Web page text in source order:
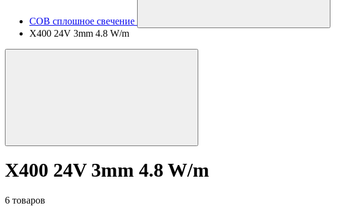
COB сплошное свечение
X400 24V 3mm 4.8 W/m
X400 24V 3mm 4.8 W/m
6 товаров